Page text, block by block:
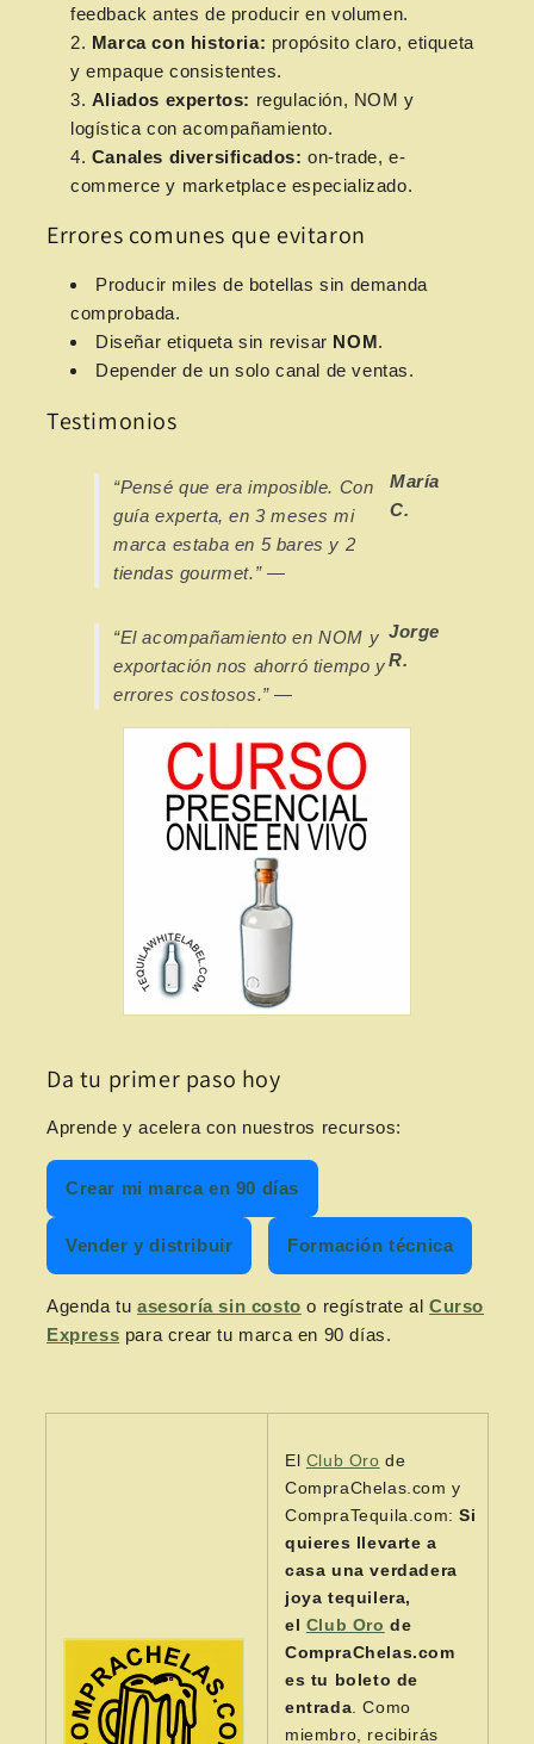
feedback antes de producir en volumen.
Marca con historia: propósito claro, etiqueta
y empaque consistentes.
Aliados expertos: regulación, NOM y
logística con acompañamiento.
Canales diversificados: on-trade, e-
commerce y marketplace especializado.
Errores comunes que evitaron
Producir miles de botellas sin demanda
comprobada.
Diseñar etiqueta sin revisar NOM.
Depender de un solo canal de ventas.
Testimonios
“Pensé que era imposible. Con
guía experta, en 3 meses mi
marca estaba en 5 bares y 2
tiendas gourmet.” —
María
C.
“El acompañamiento en NOM y
exportación nos ahorró tiempo y
errores costosos.” —
Jorge
R.
Da tu primer paso hoy
Aprende y acelera con nuestros recursos:
Crear mi marca en 90 días
Vender y distribuir Formación técnica
Agenda tu asesoría sin costo o regístrate alCurso
Express para crear tu marca en 90 días.
El Club Oro de
CompraChelas.com y
CompraTequila.com: Si
quieres llevarte a
casa una verdadera
joya tequilera,
el Club Oro de
CompraChelas.com
es tu boleto de
entrada. Como
miembro, recibirás